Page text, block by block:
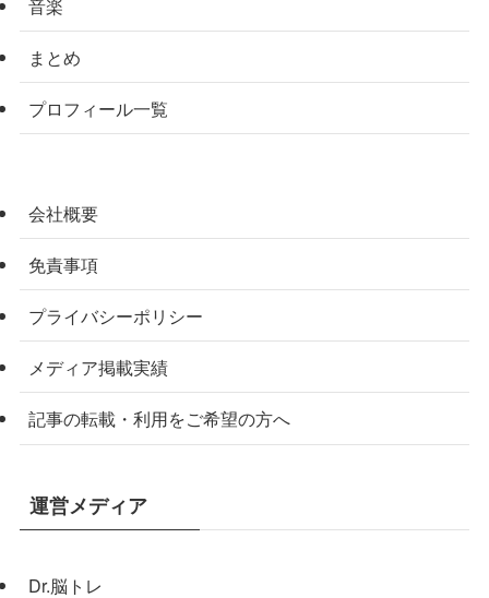
まとめ
プロフィール一覧
会社概要
免責事項
プライバシーポリシー
メディア掲載実績
記事の転載・利用をご希望の方へ
運営メディア
Dr.脳トレ